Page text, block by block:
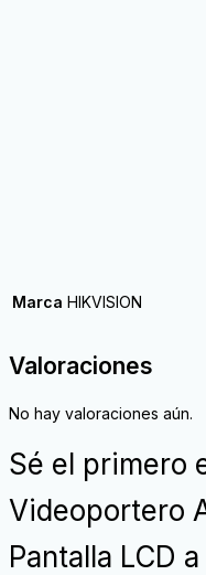
Marca HIKVISION
Valoraciones
No hay valoraciones aún.
Sé el primero
Videoportero
Pantalla LCD